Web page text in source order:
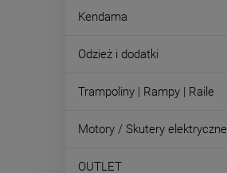
Kendama
Odzież i dodatki
Trampoliny | Rampy | Raile
Motory / Skutery elektryczne
OUTLET